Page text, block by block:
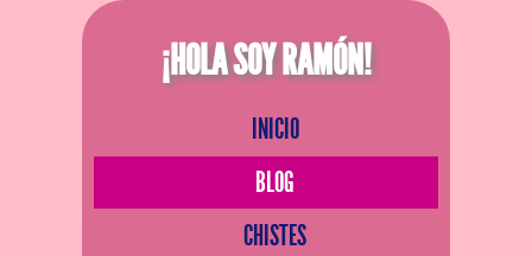
¡HOLA SOY RAMÓN!
INICIO
BLOG
CHISTES